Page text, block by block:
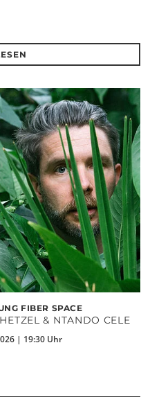
FIBER SPACE
& NTANDO CELE
| 19:30 Uhr